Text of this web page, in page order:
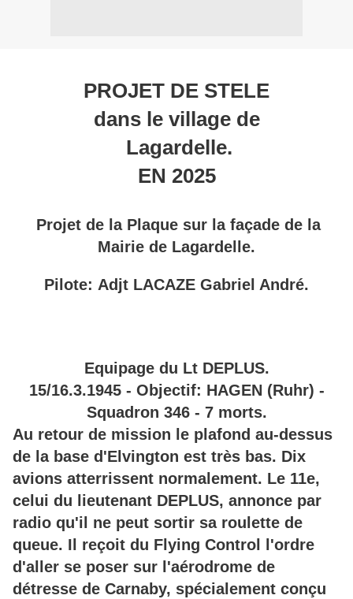
PROJET DE STELE
dans le village de
Lagardelle.
EN 2025
Projet de la Plaque sur la façade de la
Mairie de Lagardelle.
Pilote: Adjt LACAZE Gabriel André.
Equipage du Lt DEPLUS.
15/16.3.1945 - Objectif: HAGEN (Ruhr) -
Squadron 346 - 7 morts.
Au retour de mission le plafond au-dessus
de la base d'Elvington est très bas. Dix
avions atterrissent normalement. Le 11e,
celui du lieutenant DEPLUS, annonce par
radio qu'il ne peut sortir sa roulette de
queue. Il reçoit du Flying Control l'ordre
d'aller se poser sur l'aérodrome de
détresse de Carnaby, spécialement conçu